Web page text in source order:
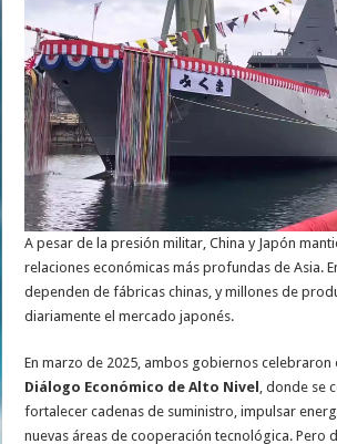
A pesar de la presión militar, China y Japón
relaciones económicas más profundas de Asia.
dependen de fábricas chinas, y millones de
diariamente el mercado japonés.
En marzo de 2025, ambos gobiernos celebraron
Diálogo Económico de Alto Nivel , donde se
fortalecer cadenas de suministro, impulsar
nuevas áreas de cooperación tecnológica. Pero